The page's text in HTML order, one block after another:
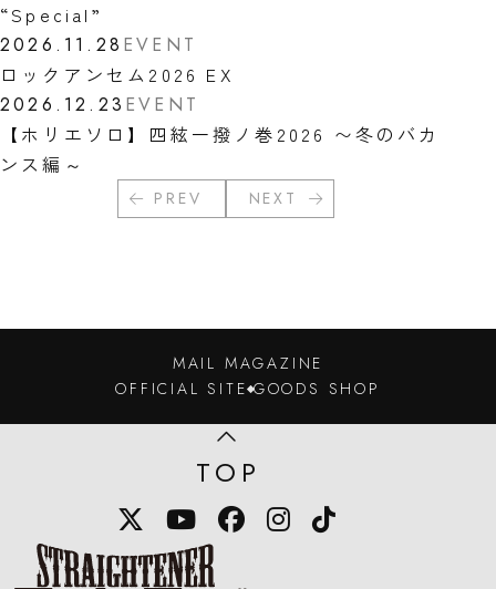
“Special”
2026.11.28 EVENT
ロックアンセム2026 EX
2026.12.23 EVENT
【ホリエソロ】四絃一撥ノ巻2026 〜冬のバカ
ンス編～
PREV NEXT
MAIL MAGAZINE
OFFICIAL SITE GOODS SHOP
TOP
X
YouTube
Facebook
Instagram
TikTok